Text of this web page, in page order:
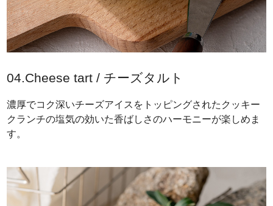
04.Cheese tart / チーズタルト
濃厚でコク深いチーズアイスをトッピングされたクッキー
クランチの塩気の効いた香ばしさのハーモニーが楽しめま
す。